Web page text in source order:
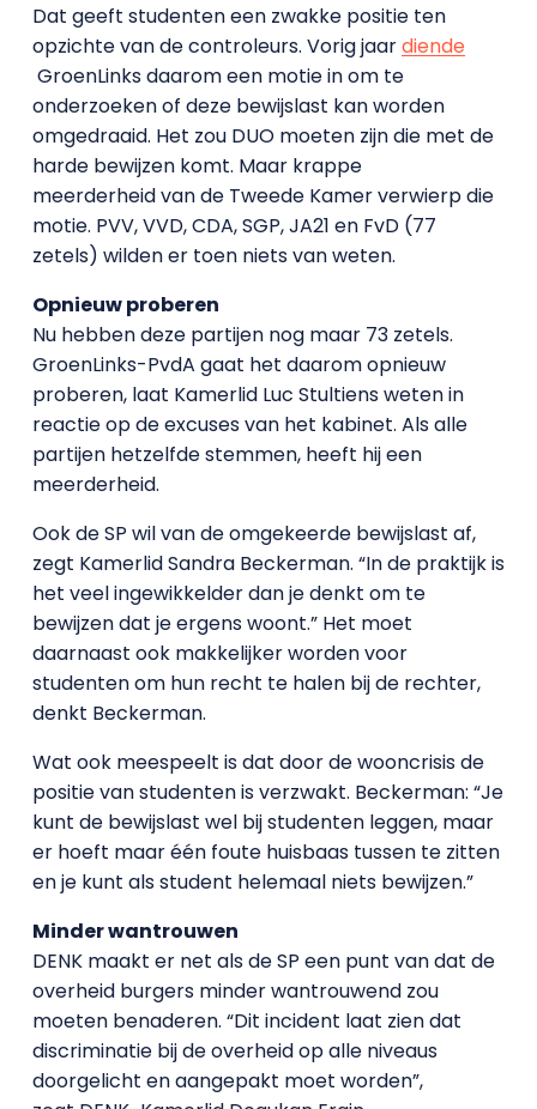
Dat geeft studenten een zwakke positie ten
opzichte van de controleurs. Vorig jaardiende
GroenLinks daarom een motie in om te
onderzoeken of deze bewijslast kan worden
omgedraaid. Het zou DUO moeten zijn die met de
harde bewijzen komt. Maar krappe
meerderheid van de Tweede Kamer verwierp die
motie. PVV, VVD, CDA, SGP, JA21 en FvD (77
zetels) wilden er toen niets van weten.
Opnieuw proberen
Nu hebben deze partijen nog maar 73 zetels.
GroenLinks-PvdA gaat het daarom opnieuw
proberen, laat Kamerlid Luc Stultiens weten in
reactie op de excuses van het kabinet. Als alle
partijen hetzelfde stemmen, heeft hij een
meerderheid.
Ook de SP wil van de omgekeerde bewijslast af,
zegt Kamerlid Sandra Beckerman. “In de praktijk is
het veel ingewikkelder dan je denkt om te
bewijzen dat je ergens woont.” Het moet
daarnaast ook makkelijker worden voor
studenten om hun recht te halen bij de rechter,
denkt Beckerman.
Wat ook meespeelt is dat door de wooncrisis de
positie van studenten is verzwakt. Beckerman: “Je
kunt de bewijslast wel bij studenten leggen, maar
er hoeft maar één foute huisbaas tussen te zitten
en je kunt als student helemaal niets bewijzen.”
Minder wantrouwen
DENK maakt er net als de SP een punt van dat de
overheid burgers minder wantrouwend zou
moeten benaderen. “Dit incident laat zien dat
discriminatie bij de overheid op alle niveaus
doorgelicht en aangepakt moet worden”,